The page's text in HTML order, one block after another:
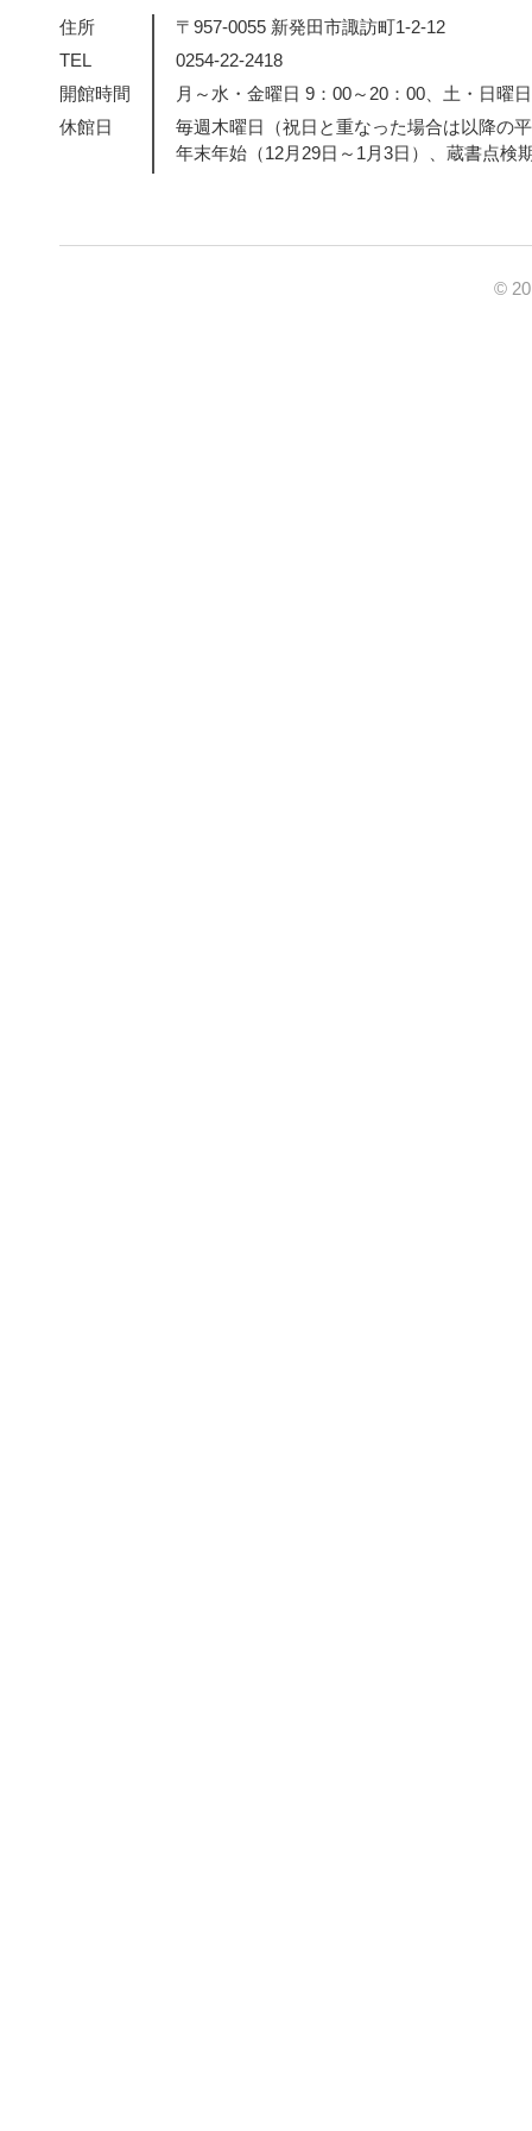
住所
〒957-0055 新発田市諏訪町1-2-12
TEL
0254-22-2418
開館時間
月～水・金曜日 9：00～20：00、土・日曜
休館日
毎週木曜日（祝日と重なった場合は以降の
年末年始（12月29日～1月3日）、蔵書点検
©